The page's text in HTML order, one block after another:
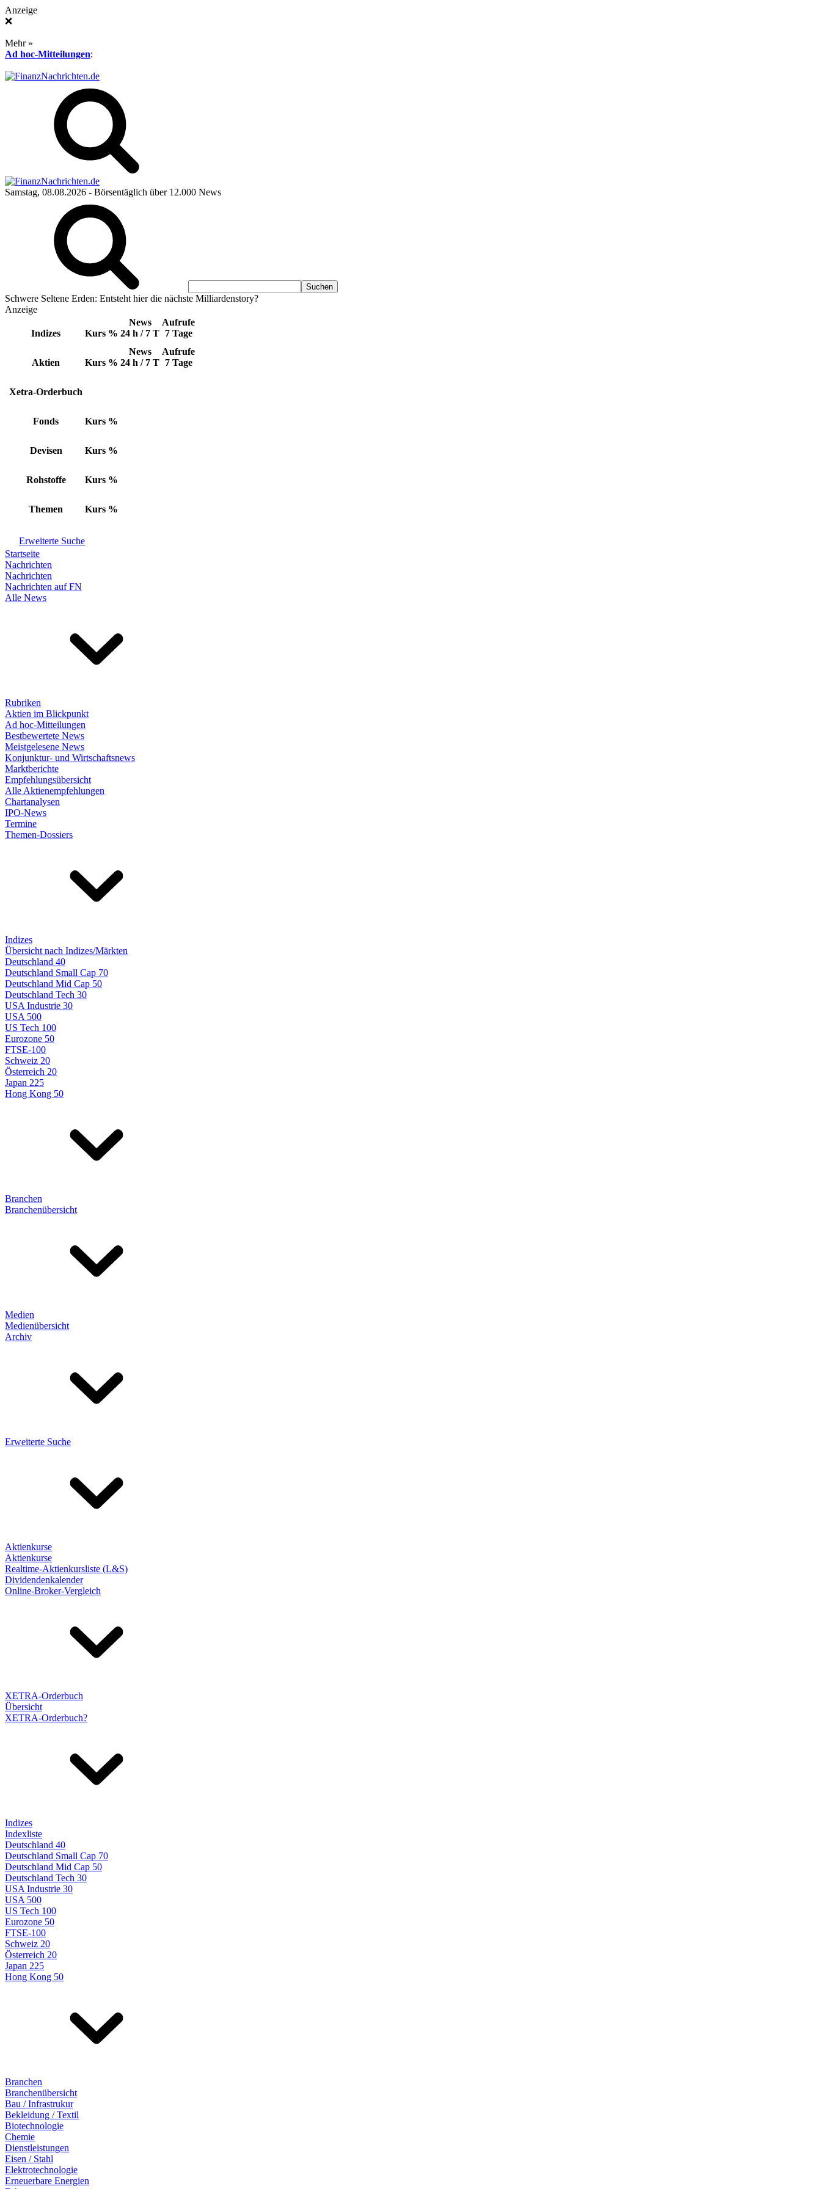
Anzeige
❌
Mehr »
Ad hoc-Mitteilungen:
Samstag, 08.08.2026 - Börsentäglich über 12.000 News
Schwere Seltene Erden: Entsteht hier die nächste Milliardenstory?
Anzeige
Indizes Kurs %
News
24 h / 7 T
Aufrufe
7 Tage
Aktien Kurs %
News
24 h / 7 T
Aufrufe
7 Tage
Xetra-Orderbuch
Fonds Kurs %
Devisen Kurs %
Rohstoffe Kurs %
Themen Kurs %
Erweiterte Suche
Startseite
Nachrichten
Nachrichten
Nachrichten auf FN
Alle News
Rubriken
Aktien im Blickpunkt
Ad hoc-Mitteilungen
Bestbewertete News
Meistgelesene News
Konjunktur- und Wirtschaftsnews
Marktberichte
Empfehlungsübersicht
Alle Aktienempfehlungen
Chartanalysen
IPO-News
Termine
Themen-Dossiers
Indizes
Übersicht nach Indizes/Märkten
Deutschland 40
Deutschland Small Cap 70
Deutschland Mid Cap 50
Deutschland Tech 30
USA Industrie 30
USA 500
US Tech 100
Eurozone 50
FTSE-100
Schweiz 20
Österreich 20
Japan 225
Hong Kong 50
Branchen
Branchenübersicht
Medien
Medienübersicht
Archiv
Erweiterte Suche
Aktienkurse
Aktienkurse
Realtime-Aktienkursliste (L&S)
Dividendenkalender
Online-Broker-Vergleich
XETRA-Orderbuch
Übersicht
XETRA-Orderbuch?
Indizes
Indexliste
Deutschland 40
Deutschland Small Cap 70
Deutschland Mid Cap 50
Deutschland Tech 30
USA Industrie 30
USA 500
US Tech 100
Eurozone 50
FTSE-100
Schweiz 20
Österreich 20
Japan 225
Hong Kong 50
Branchen
Branchenübersicht
Bau / Infrastrukur
Bekleidung / Textil
Biotechnologie
Chemie
Dienstleistungen
Eisen / Stahl
Elektrotechnologie
Erneuerbare Energien